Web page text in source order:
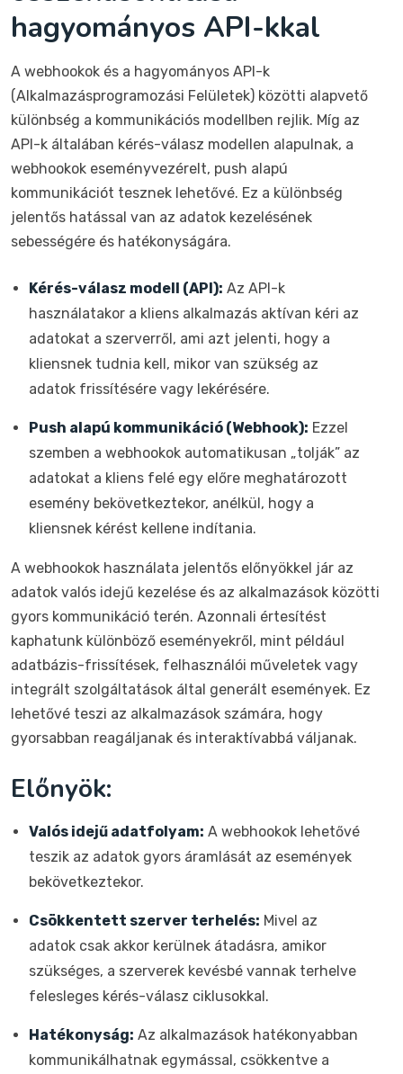
hagyományos API-kkal
A webhookok és a hagyományos API-k
(Alkalmazásprogramozási Felületek) közötti alapvető
különbség a kommunikációs modellben rejlik. Míg az
API-k általában kérés-válasz modellen alapulnak, a
webhookok eseményvezérelt, push alapú
kommunikációt tesznek lehetővé. Ez a különbség
jelentős hatással van az adatok kezelésének
sebességére és hatékonyságára.
Kérés-válasz modell (API): Az API-k
használatakor a kliens alkalmazás aktívan kéri az
adatokat a szerverről, ami azt jelenti, hogy a
kliensnek tudnia kell, mikor van szükség az
adatok frissítésére vagy lekérésére.
Push alapú kommunikáció (Webhook): Ezzel
szemben a webhookok automatikusan „tolják” az
adatokat a kliens felé egy előre meghatározott
esemény bekövetkeztekor, anélkül, hogy a
kliensnek kérést kellene indítania.
A webhookok használata jelentős előnyökkel jár az
adatok valós idejű kezelése és az alkalmazások közötti
gyors kommunikáció terén. Azonnali értesítést
kaphatunk különböző eseményekről, mint például
adatbázis-frissítések, felhasználói műveletek vagy
integrált szolgáltatások által generált események. Ez
lehetővé teszi az alkalmazások számára, hogy
gyorsabban reagáljanak és interaktívabbá váljanak.
Előnyök:
Valós idejű adatfolyam: A webhookok lehetővé
teszik az adatok gyors áramlását az események
bekövetkeztekor.
Csökkentett szerver terhelés: Mivel az
adatok csak akkor kerülnek átadásra, amikor
szükséges, a szerverek kevésbé vannak terhelve
felesleges kérés-válasz ciklusokkal.
Hatékonyság: Az alkalmazások hatékonyabban
kommunikálhatnak egymással, csökkentve a